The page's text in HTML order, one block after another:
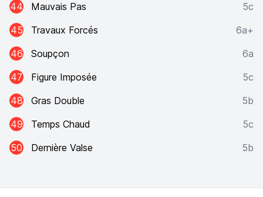
44
Mauvais Pas
5c
45
Travaux Forcés
6a+
46
Soupçon
6a
47
Figure Imposée
5c
48
Gras Double
5b
49
Temps Chaud
5c
50
Dernière Valse 5b